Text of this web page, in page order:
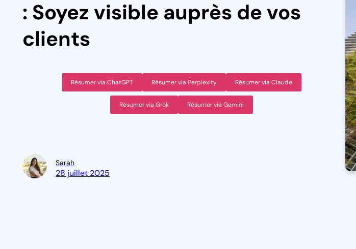
: Soyez visible auprès de vos
clients
Résumer via ChatGPT Résumer via Perplexity Résumer via Claude
Résumer via Grok Résumer via Gemini
Sarah
28 juillet 2025